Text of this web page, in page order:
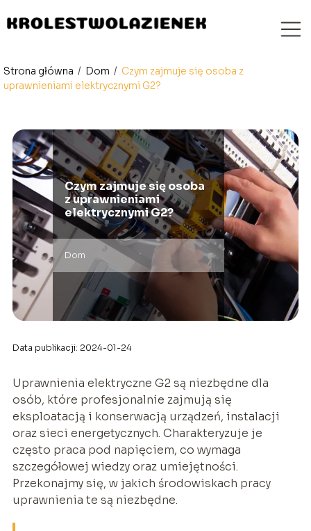
Strona główna / Dom / Czym zajmuje się osoba z
uprawnieniami elektrycznymi G2?
Czym zajmuje się osoba
z uprawnieniami
elektrycznymi G2?
Dom
Data publikacji: 2024-01-24
Uprawnienia elektryczne G2 są niezbędne dla
osób, które profesjonalnie zajmują się
eksploatacją i konserwacją urządzeń, instalacji
oraz sieci energetycznych. Charakteryzuje je
często praca pod napięciem, co wymaga
szczegółowej wiedzy oraz umiejętności.
Przekonajmy się, w jakich środowiskach pracy
uprawnienia te są niezbędne.